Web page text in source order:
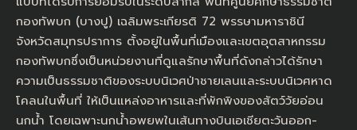
กองทัพบก (บางปู) เฉลิมพระเกียรติ 72 พรรษามหาราชินี
จังหวัดสมุทรปราการ ตั้งอยู่ในพื้นที่เมืองและเขตอุตสาหกรรม
กองทัพบกซึ่งเป็นหน่วยงานที่ดูแลรักษาพื้นที่ดังกล่าวได้รักษา
ความเป็นธรรมชาติของระบบนิเวศป่าชายเลนและระบบนิเวศหาด
โคลนในพื้นที่ ให้เป็นแหล่งอาหารและที่พักพิงของสัตว์วัยอ่อน
นกน้ำ โดยเฉพาะนกน้ำอพยพในเส้นทางบินเอเชียตะวันออก-